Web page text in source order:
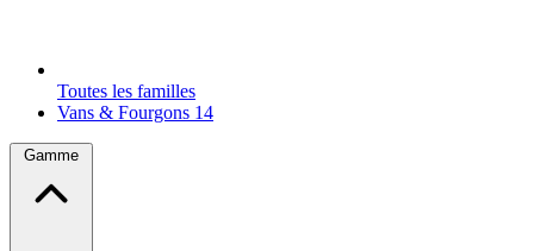
Toutes les familles
Vans & Fourgons 14
Gamme